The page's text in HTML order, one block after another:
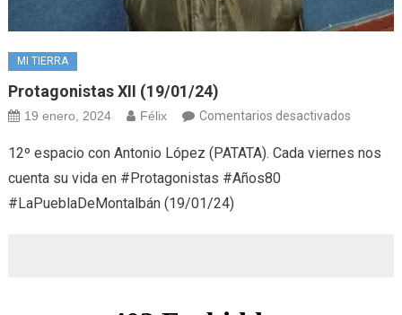
MI TIERRA
Protagonistas XII (19/01/24)
19 enero, 2024 Félix Comentarios desactivadosen
XII
12º espacio con Antonio López (PATATA). Cada viernes nos
cuenta su vida en #Protagonistas #Años80
#LaPueblaDeMontalbán (19/01/24)